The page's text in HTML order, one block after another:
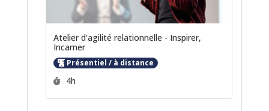
Atelier d'agilité relationnelle - Inspirer,
Incarner
Présentiel / à distance
Durée :
4h